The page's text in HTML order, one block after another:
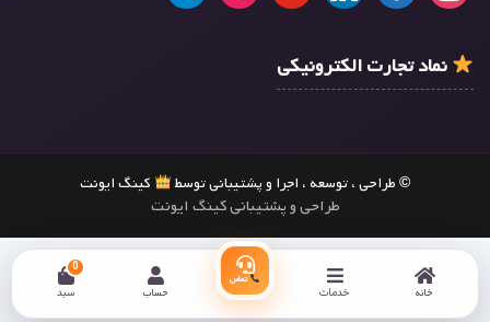
خانه خدمات
تماس
حساب سبد
0
نماد تجارت الکترونیکی
© طراحی ، توسعه ، اجرا و پشتیبانی توسط کینگ ایونت
طراحی و پشتیبانی کینگ ایونت